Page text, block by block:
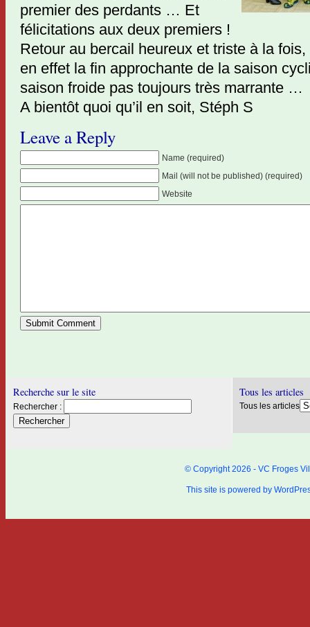
premier des perdants … Et
félicitations aux deux premiers !
Retour au bercail heureux et triste à la
en effet la fin approchante de la saison
saison froide pas toujours très marrante …
A bientôt quoi qu’il en soit, Stéph S
Leave a Reply
Name (required)
Mail (will not be published) (required)
Website
Recherche sur le site
Rechercher :
Tous les articles
Tous les articles
© Copyright 2026 - VC Froges
This site is powered by